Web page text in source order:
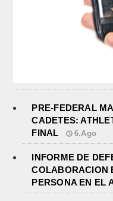
PRE-FEDERAL
CADETES:
FINAL
6.Ago
INFORME DE
COLABORACION
PERSONA EN EL